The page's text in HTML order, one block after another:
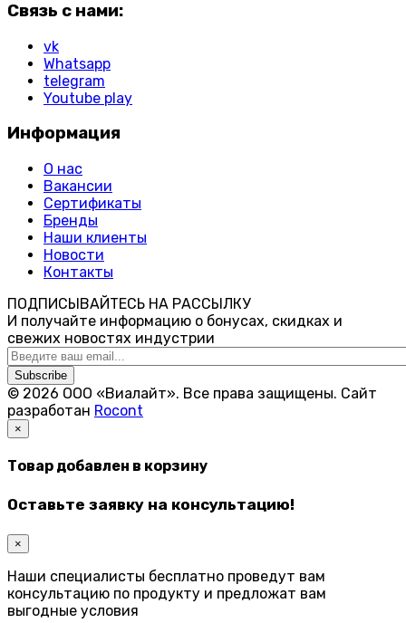
Связь с нами:
vk
Whatsapp
telegram
Youtube play
Информация
О нас
Вакансии
Сертификаты
Бренды
Наши клиенты
Новости
Контакты
ПОДПИСЫВАЙТЕСЬ НА РАССЫЛКУ
И получайте информацию о бонусах, скидках и
свежих новостях индустрии
Subscribe
© 2026 ООО «Виалайт». Все права защищены. Cайт
разработан Rocont
×
Товар добавлен в корзину
Оставьте заявку на консультацию!
×
Наши специалисты бесплатно проведут вам
консультацию по продукту и предложат вам
выгодные условия